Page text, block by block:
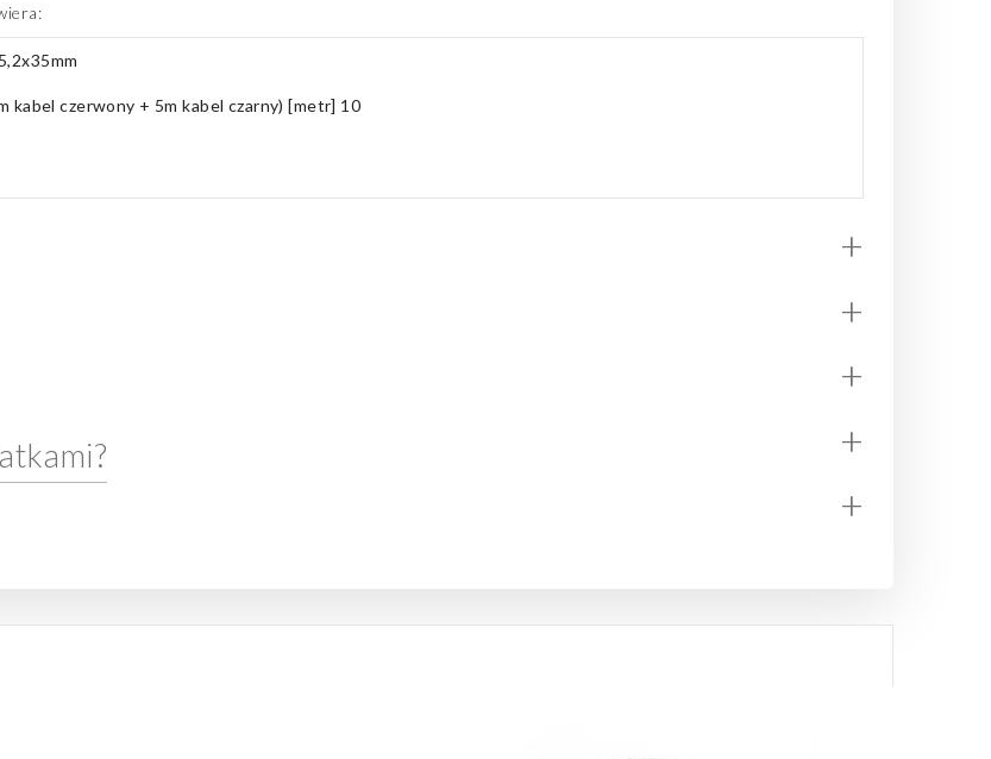
kabel czerwony + 5m kabel czarny) [metr] 10
+
+
+
+
+